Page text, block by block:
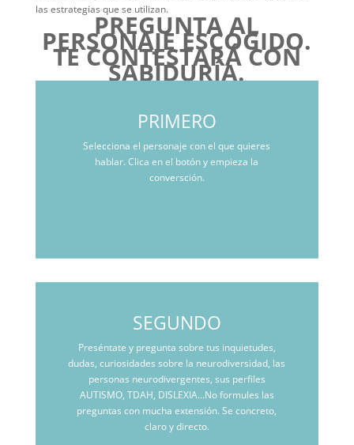
las estrategias que se utilizan.
PREGUNTA AL
PERSONAJE ESCOGIDO.
TE CONTESTARÁ CON
SABIDURÍA.
PRIMERO
Selecciona el personaje con el que quieres
hablar. Clica en el botón y empieza la
conversción.
SEGUNDO
Preséntate y pregunta sobre tus inquietudes,
dudas, curiosidades sobre la neurodiversidad, las
personas neurodivergentes, sus perfiles
AUTISMO, TDAH, DISLEXIA…No formules las
preguntas con mucha extensión. Se concreto,
claro y directo.